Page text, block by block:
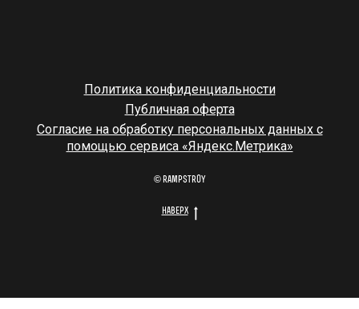
Политика конфиденциальности
Публичная оферта
Согласие на обработку персональных данных с
помощью сервиса «Яндекс.Метрика»
© rampstroy
наверх